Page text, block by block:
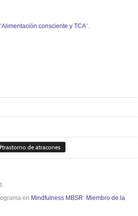
Alimentación consciente y TCA".
trastorno de atracones
en Mindfulness MBSR. Miembro de la